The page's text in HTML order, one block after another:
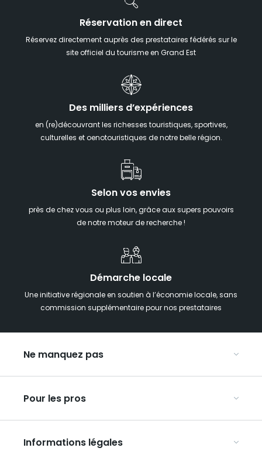
Réservation en direct
Réservez directement auprès des prestataires fédérés sur le
site officiel du tourisme en Grand Est
Des milliers d’expériences
en (re)découvrant les richesses touristiques, sportives,
culturelles et oenotouristiques de notre belle région.
Selon vos envies
près de chez vous ou plus loin, grâce aux supers pouvoirs
de notre moteur de recherche !
Démarche locale
Une initiative régionale en soutien à l’économie locale, sans
commission supplémentaire pour nos prestataires
Ne manquez pas
Week-end insolite en Grand Est
Week-end spa en Grand Est
Hébergements insolites
Pour les pros
Organisez vos voyages en groupe
Informations légales